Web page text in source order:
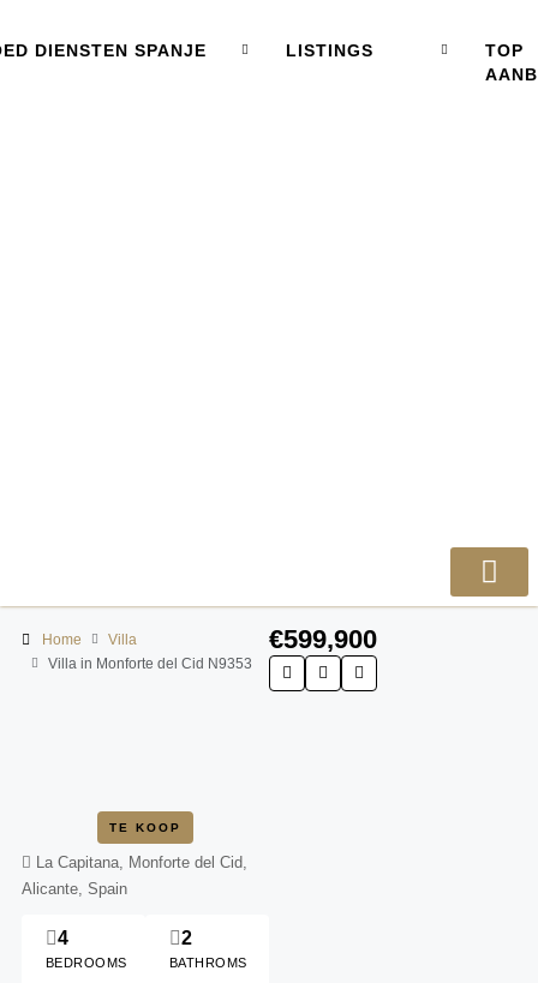
DIENSTEN SPANJE LISTINGS
TOP
Home
Villa
Villa in Monforte del Cid N9353
TE KOOP
La Capitana, Monforte del Cid,
Alicante, Spain
BEDROOMS
4
BATHROMS
2
€599,900